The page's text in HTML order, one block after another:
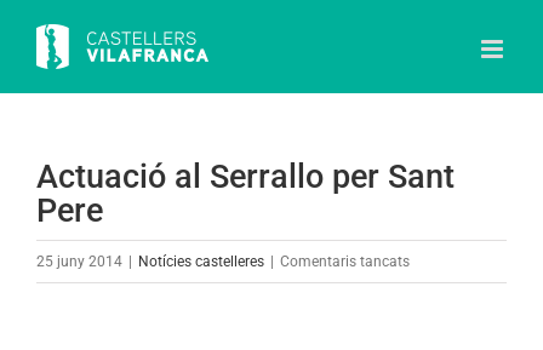
content
Actuació al Serrallo per Sant
Pere
25 juny 2014 Notícies castelleres Comentaris tancatsa